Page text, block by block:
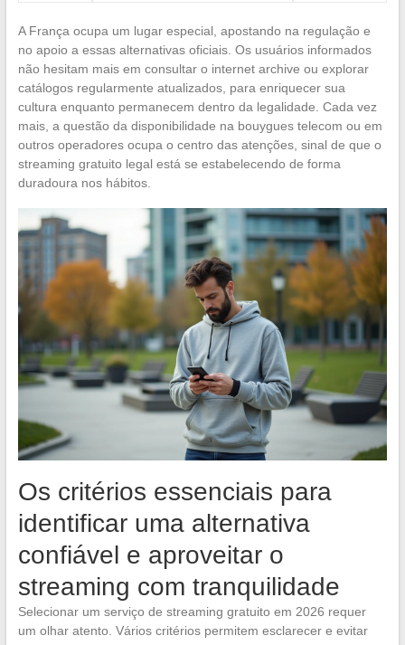
A França ocupa um lugar especial, apostando na regulação e
no apoio a essas alternativas oficiais. Os usuários informados
não hesitam mais em consultar o internet archive ou explorar
catálogos regularmente atualizados, para enriquecer sua
cultura enquanto permanecem dentro da legalidade. Cada vez
mais, a questão da disponibilidade na bouygues telecom ou em
outros operadores ocupa o centro das atenções, sinal de que o
streaming gratuito legal está se estabelecendo de forma
duradoura nos hábitos.
Os critérios essenciais para
identificar uma alternativa
confiável e aproveitar o
streaming com tranquilidade
Selecionar um serviço de streaming gratuito em 2026 requer
um olhar atento. Vários critérios permitem esclarecer e evitar